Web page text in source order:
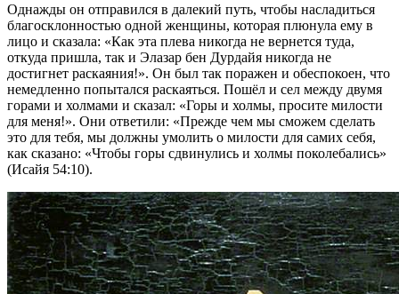
Однажды он отправился в далекий путь, чтобы насладиться
благосклонностью одной женщины, которая плюнула ему в
лицо и сказала: «Как эта плева никогда не вернется туда,
откуда пришла, так и Элазар бен Дурдайя никогда не
достигнет раскаяния!». Он был так поражен и обеспокоен, что
немедленно попытался раскаяться. Пошёл и сел между двумя
горами и холмами и сказал: «Горы и холмы, просите милости
для меня!». Они ответили: «Прежде чем мы сможем сделать
это для тебя, мы должны умолить о милости для самих себя,
как сказано: «Чтобы горы сдвинулись и холмы поколебались»
(Исайя 54:10).